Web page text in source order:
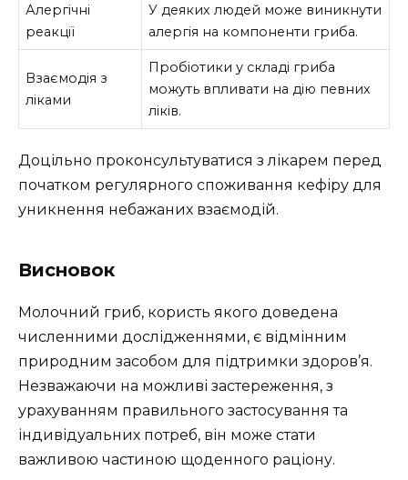
Алергічні
реакції
У деяких людей може виникнути
алергія на компоненти гриба.
Взаємодія з
ліками
Пробіотики у складі гриба
можуть впливати на дію певних
ліків.
Доцільно проконсультуватися з лікарем перед
початком регулярного споживання кефіру для
уникнення небажаних взаємодій.
Висновок
Молочний гриб, користь якого доведена
численними дослідженнями, є відмінним
природним засобом для підтримки здоров’я.
Незважаючи на можливі застереження, з
урахуванням правильного застосування та
індивідуальних потреб, він може стати
важливою частиною щоденного раціону.